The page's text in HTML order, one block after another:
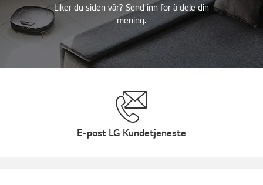
Liker du siden vår? Send inn for å dele din
mening.
E-post LG Kundetjeneste